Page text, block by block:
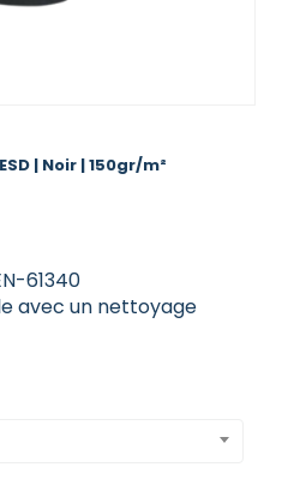
| Noir | 150gr/m²
61340
avec un nettoyage